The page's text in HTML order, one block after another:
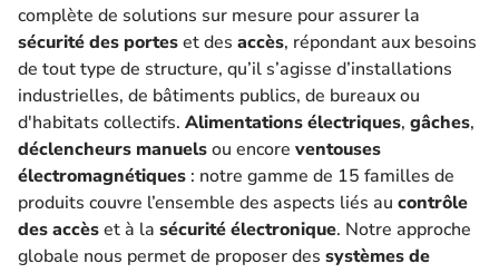
complète de solutions sur mesure pour assurer la
sécurité des porteset des accès, répondant aux besoins
de tout type de structure, qu’il s’agisse d’installations
industrielles, de bâtiments publics, de bureaux ou
d'habitats collectifs. Alimentations électriques, gâches,
déclencheurs manuelsou encore ventouses
électromagnétiques : notre gamme de 15 familles de
produits couvre l’ensemble des aspects liés au contrôle
des accèset à la sécurité électronique. Notre approche
globale nous permet de proposer des systèmes de